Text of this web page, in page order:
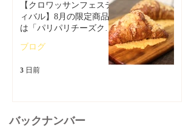
【クロワッサンフェステ
ィバル】8月の限定商品
は「パリパリチーズクロ
ブログ
3 日前
バックナンバー